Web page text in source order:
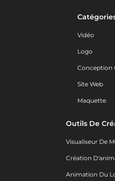
Vidéo
Logo
Conception
Site Web
Maquette
Outils De
Visualiseur De
Création
Animation Du